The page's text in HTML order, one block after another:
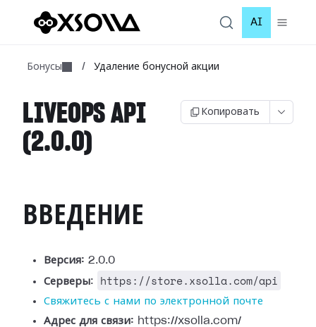
AI
Бонусы / Удаление бонусной акции
LIVEOPS API
(2.0.0)
Копировать
ВВЕДЕНИЕ
Версия: 2.0.0
Серверы: https://store.xsolla.com/api
Свяжитесь с нами по электронной почте
Адрес для связи: https://xsolla.com/